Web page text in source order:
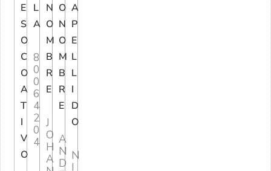
E
S
O
C
O
A
T
I
V
O
L
A
8
0
0
6
4
2
0
4
N
O
M
B
R
E
J
O
H
A
O
N
O
M
B
R
E
A
N
D
A
P
E
L
L
I
D
O
N
I